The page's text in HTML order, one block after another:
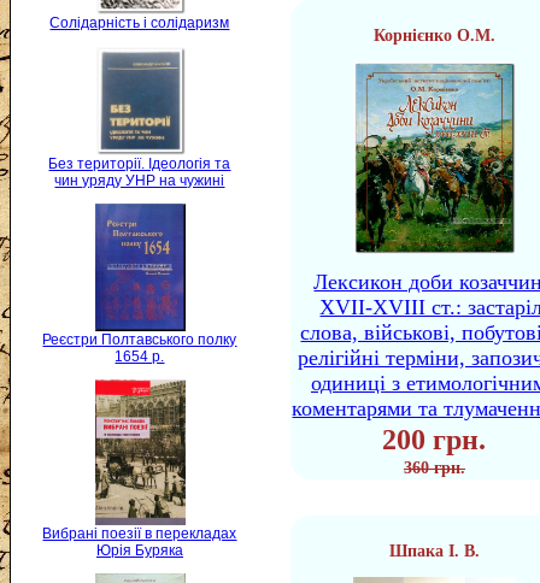
Солідарність і солідаризм
Без території. Ідеологія та
чин уряду УНР на чужині
Реєстри Полтавського полку
1654 р.
Вибрані поезії в перекладах
Юрія Буряка
Корнієнко О.М.
Лексикон доби
XVII-XVIII ст.:
слова, військові,
релігійні терміни,
одиниці з
коментарями та
200 грн.
360 грн.
Шпака І. В.